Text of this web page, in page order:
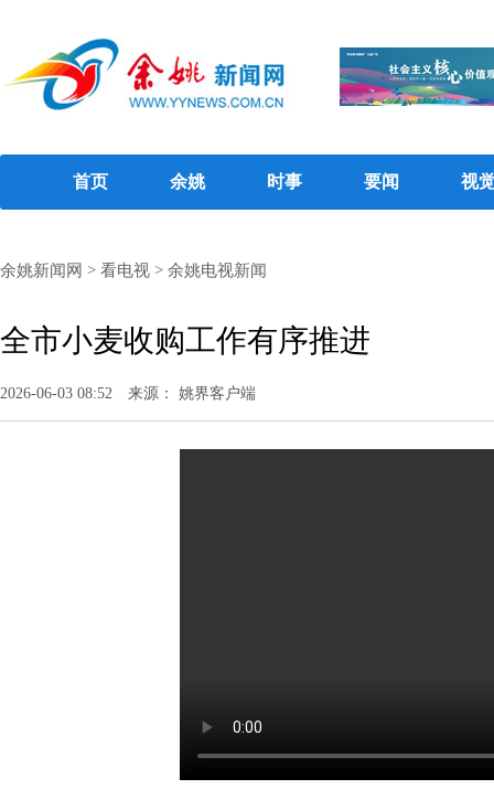
首页 余姚 时事 要闻 视
余姚新闻网 > 看电视 > 余姚电视新闻
全市小麦收购工作有序推进
2026-06-03 08:52 来源： 姚界客户端